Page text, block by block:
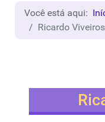
Você está aqui:
Ricardo Viveiros